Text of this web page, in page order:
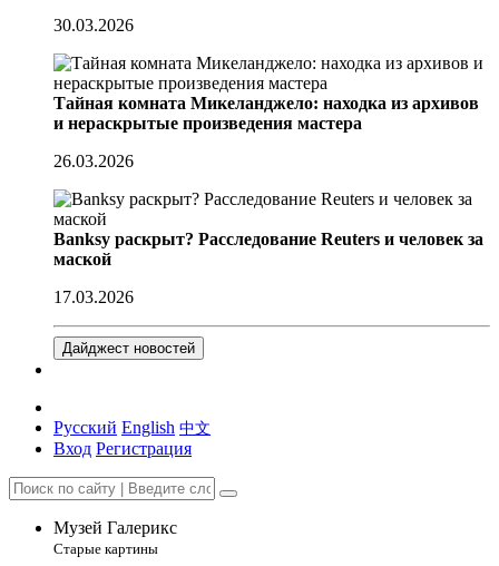
30.03.2026
Тайная комната Микеланджело: находка из архивов
и нераскрытые произведения мастера
26.03.2026
Banksy раскрыт? Расследование Reuters и человек за
маской
17.03.2026
Дайджест новостей
Русский English 中文
Вход Регистрация
Музей Галерикс
Старые картины